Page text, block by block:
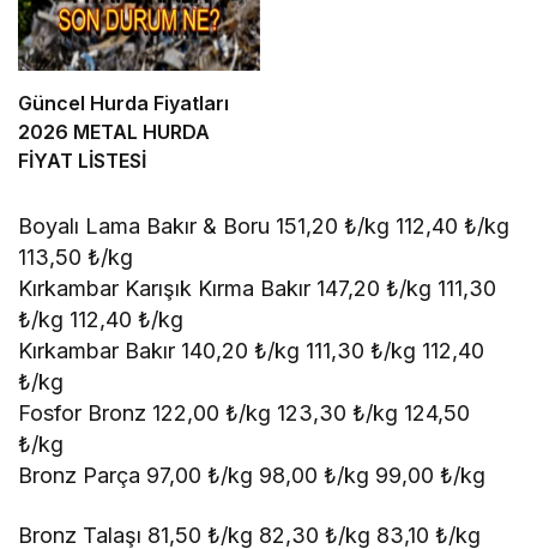
Güncel Hurda Fiyatları
2026 METAL HURDA
FİYAT LİSTESİ
Boyalı Lama Bakır & Boru 151,20 ₺/kg 112,40 ₺/kg
113,50 ₺/kg
Kırkambar Karışık Kırma Bakır 147,20 ₺/kg 111,30
₺/kg 112,40 ₺/kg
Kırkambar Bakır 140,20 ₺/kg 111,30 ₺/kg 112,40
₺/kg
Fosfor Bronz 122,00 ₺/kg 123,30 ₺/kg 124,50
₺/kg
Bronz Parça 97,00 ₺/kg 98,00 ₺/kg 99,00 ₺/kg
Bronz Talaşı 81,50 ₺/kg 82,30 ₺/kg 83,10 ₺/kg